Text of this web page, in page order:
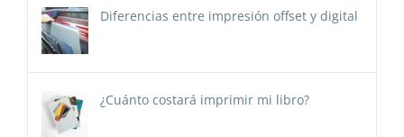
Diferencias entre impresión offset y digital
¿Cuánto costará imprimir mi libro?